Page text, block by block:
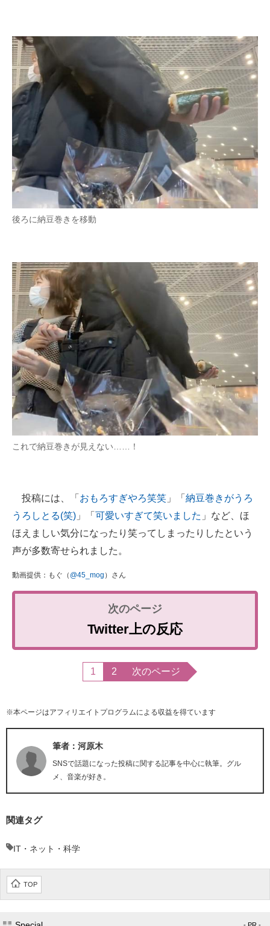
後ろに納豆巻きを移動
これで納豆巻きが見えない……！
投稿には、「 おもろすぎやろ笑笑 」「 納豆巻きがうろ
うろしとる(笑) 」「 可愛いすぎて笑いました 」など、ほ
ほえましい気分になったり笑ってしまったりしたという
声が多数寄せられました。
動画提供：もぐ（ @45_mog ）さん
Twitter上の反応
1 2 次のページ
※本ページはアフィリエイトプログラムによる収益を得ています
筆者：河原木
SNSで話題になった投稿に関する記事を中心に執筆。グル
メ、音楽が好き。
関連タグ
IT・ネット・科学
TOP